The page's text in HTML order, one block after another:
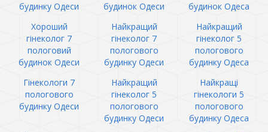
будинку Одеси
будинок Одеси
будинок Одеса
Хороший
гінеколог 7
пологовий
будинок Одеси
Найкращий
гінеколог 7
пологового
будинку Одеси
Найкращий
гінеколог 5
пологового
будинку Одеса
Гінекологи 7
пологового
будинку Одеси
Найкращий
гінеколог 5
пологового
будинку Одеси
Найкращі
гінекологи 5
пологового
будинку Одеса